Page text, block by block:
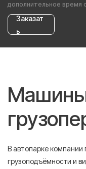
дополнительное время
Заказат
ь
В автопарке
грузоподъёмности и